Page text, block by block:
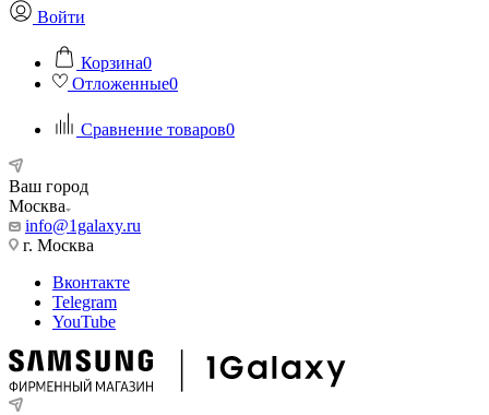
Войти
Корзина0
Отложенные0
Сравнение товаров0
Ваш город
Москва
info@1galaxy.ru
г. Москва
Вконтакте
Telegram
YouTube